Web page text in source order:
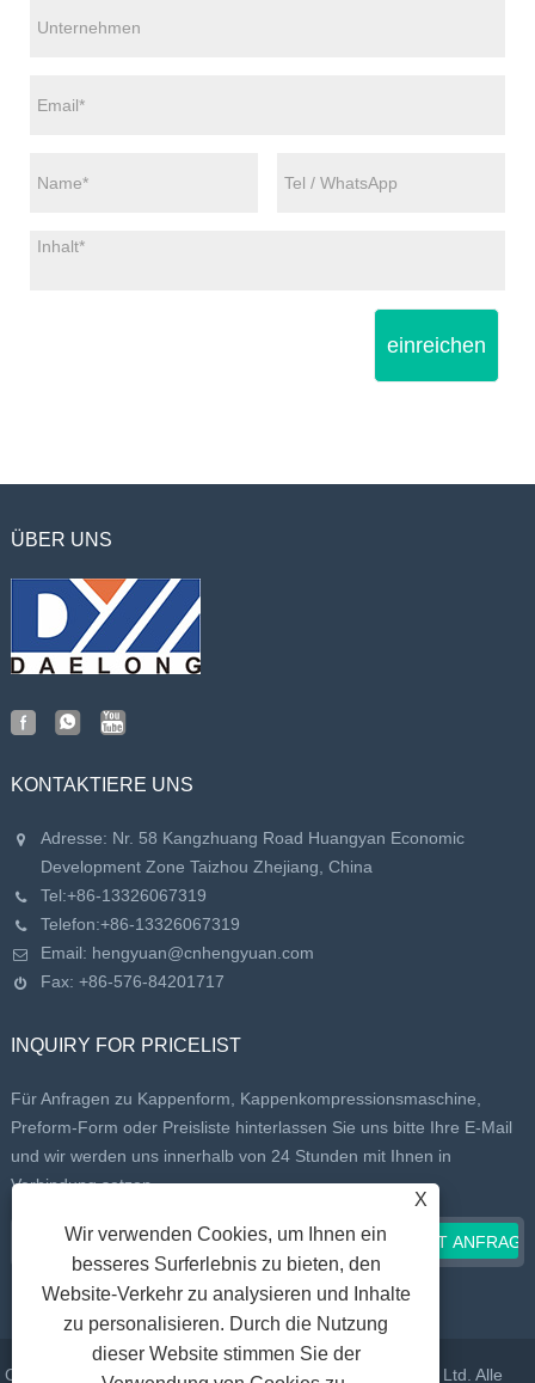
einreichen
ÜBER UNS
KONTAKTIERE UNS
Adresse: Nr. 58 Kangzhuang Road Huangyan Economic
Development Zone Taizhou Zhejiang, China
Tel:+86-13326067319
Telefon:+86-13326067319
Email: hengyuan@cnhengyuan.com
Fax: +86-576-84201717
INQUIRY FOR PRICELIST
Für Anfragen zu Kappenform, Kappenkompressionsmaschine,
Preform-Form oder Preisliste hinterlassen Sie uns bitte Ihre E-Mail
und wir werden uns innerhalb von 24 Stunden mit Ihnen in
Verbindung setzen.
Copyright © 2022 Taizhou Huangyan Daelong Mould Co., Ltd. Alle
X
Wir verwenden Cookies, um Ihnen ein
besseres Surferlebnis zu bieten, den
Website-Verkehr zu analysieren und Inhalte
zu personalisieren. Durch die Nutzung
dieser Website stimmen Sie der